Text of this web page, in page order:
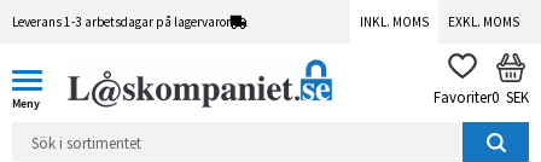
Leverans 1-3 arbetsdagar på lagervaror INKL. MOMS EXKL. MOMS
FAVORITER
0 SEK